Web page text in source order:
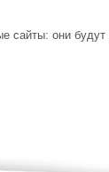
сайты: они будут